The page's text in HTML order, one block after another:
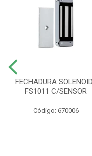
FECHADURA
FS1011 C/SENSOR
Código: 670006